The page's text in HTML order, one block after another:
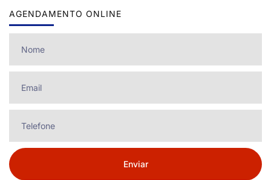
AGENDAMENTO ONLINE
Enviar